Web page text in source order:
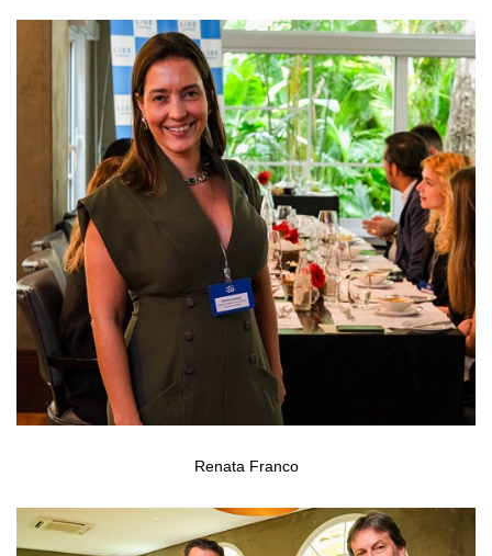
Renata Franco